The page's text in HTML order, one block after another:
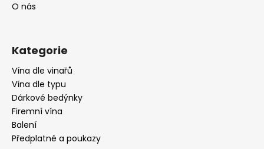
O nás
Kategorie
Vína dle vinařů
Vína dle typu
Dárkové bedýnky
Firemní vína
Balení
Předplatné a poukazy